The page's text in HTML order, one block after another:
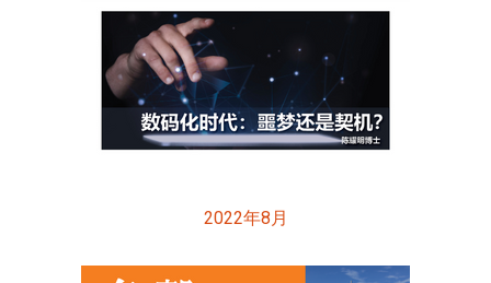
2022年8月